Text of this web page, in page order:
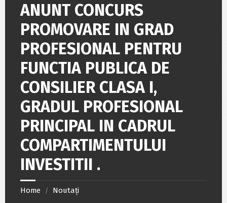
ANUNT CONCURS
PROMOVARE IN GRAD
PROFESIONAL PENTRU
FUNCTIA PUBLICA DE
CONSILIER CLASA I,
GRADUL PROFESIONAL
PRINCIPAL IN CADRUL
COMPARTIMENTULUI
INVESTITII .
Home / Noutați